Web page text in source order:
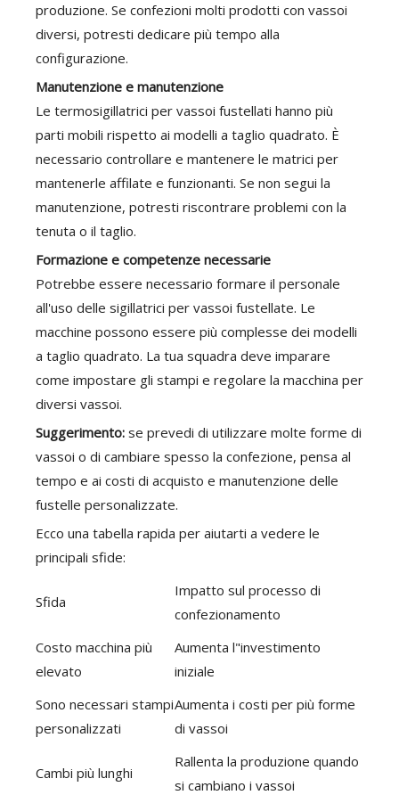
produzione. Se confezioni molti prodotti con vassoi
diversi, potresti dedicare più tempo alla
configurazione.
Manutenzione e manutenzione
Le termosigillatrici per vassoi fustellati hanno più
parti mobili rispetto ai modelli a taglio quadrato. È
necessario controllare e mantenere le matrici per
mantenerle affilate e funzionanti. Se non segui la
manutenzione, potresti riscontrare problemi con la
tenuta o il taglio.
Formazione e competenze necessarie
Potrebbe essere necessario formare il personale
all'uso delle sigillatrici per vassoi fustellate. Le
macchine possono essere più complesse dei modelli
a taglio quadrato. La tua squadra deve imparare
come impostare gli stampi e regolare la macchina per
diversi vassoi.
Suggerimento: se prevedi di utilizzare molte forme di
vassoi o di cambiare spesso la confezione, pensa al
tempo e ai costi di acquisto e manutenzione delle
fustelle personalizzate.
Ecco una tabella rapida per aiutarti a vedere le
principali sfide:
Sfida
Impatto sul processo di
confezionamento
Costo macchina più
elevato
Aumenta l"investimento
iniziale
Sono necessari stampi
personalizzati
Aumenta i costi per più forme
di vassoi
Cambi più lunghi
Rallenta la produzione quando
si cambiano i vassoi